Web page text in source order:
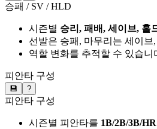
승패 / SV / HLD
시즌별 승리, 패배, 세이브, 홀
선발은 승패, 마무리는 세이브
역할 변화를 추적할 수 있습니
피안타 구성
💾 ?
피안타 구성
시즌별 피안타를 1B/2B/3B/HR